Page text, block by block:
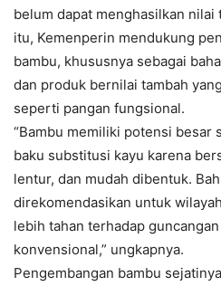
belum dapat menghasilkan
itu, Kemenperin mendukung
bambu, khususnya sebagai
dan produk bernilai tambah
seperti pangan fungsional.
“Bambu memiliki potensi besar
baku substitusi kayu karena
lentur, dan mudah dibentuk.
direkomendasikan untuk
lebih tahan terhadap
konvensional,” ungkapnya.
Pengembangan bambu